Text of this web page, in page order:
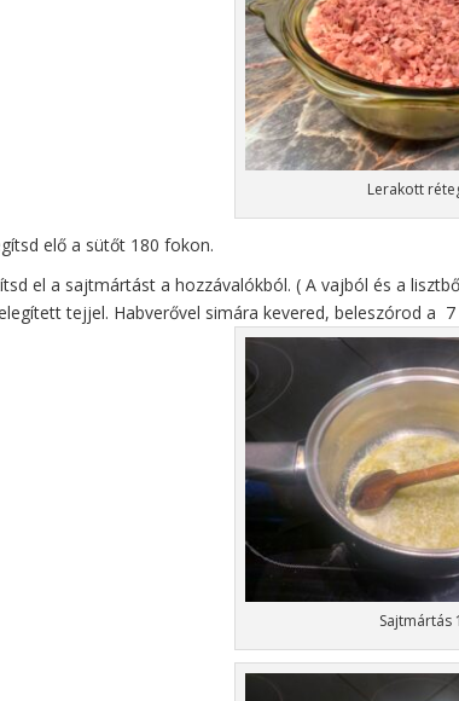
Lerakott
elő a sütőt 180 fokon.
el a sajtmártást a hozzávalókból. ( A vajból és a
tejjel. Habverővel simára kevered, beleszórod a
Sajtmártás 1